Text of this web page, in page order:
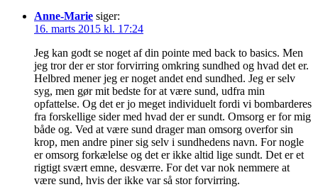
Anne-Marie siger:
16. marts 2015 kl. 17:24
Jeg kan godt se noget af din pointe med back to basics. Men
jeg tror der er stor forvirring omkring sundhed og hvad det er.
Helbred mener jeg er noget andet end sundhed. Jeg er selv
syg, men gør mit bedste for at være sund, udfra min
opfattelse. Og det er jo meget individuelt fordi vi bombarderes
fra forskellige sider med hvad der er sundt. Omsorg er for mig
både og. Ved at være sund drager man omsorg overfor sin
krop, men andre piner sig selv i sundhedens navn. For nogle
er omsorg forkælelse og det er ikke altid lige sundt. Det er et
rigtigt svært emne, desværre. For det var nok nemmere at
være sund, hvis der ikke var så stor forvirring.